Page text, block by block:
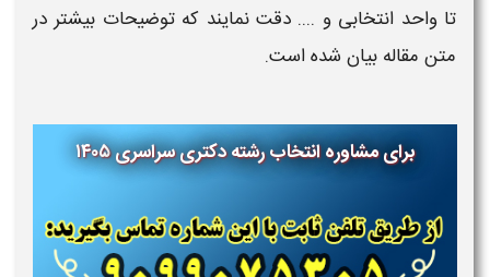
تا واحد انتخابی و .... دقت نمایند که توضیحات بیشتر در
متن مقاله بیان شده است.
برای مشاوره انتخاب رشته دکتری سراسری ۱۴۰۵